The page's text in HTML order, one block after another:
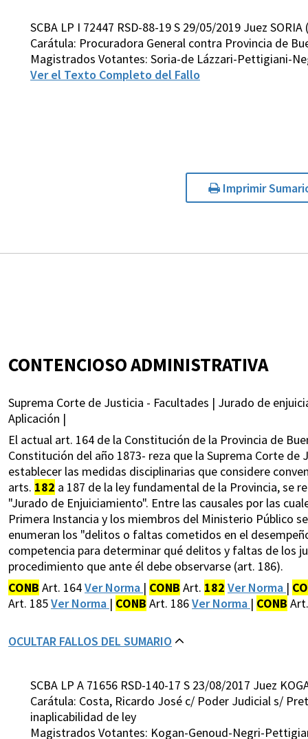
SCBA LP I 72447 RSD-88-19 S 29/05/2019 Juez SORIA
Carátula: Procuradora General contra Provincia de
Magistrados Votantes: Soria-de Lázzari-Pettigiani-
Ver el Texto Completo del Fallo
Imprimir
CONTENCIOSO ADMINISTRATIVA
Suprema Corte de Justicia - Facultades | Jurado de
Aplicación |
El actual art. 164 de la Constitución de la Provincia de
Constitución del año 1873- reza que la Suprema Corte
establecer las medidas disciplinarias que considere
arts. 182 a 187 de la ley fundamental de la Provincia, se
"Jurado de Enjuiciamiento". Entre las causales por las
Primera Instancia y los miembros del Ministerio Público
enumeran los "delitos o faltas cometidos en el
competencia para determinar qué delitos y faltas de los
procedimiento que ante él debe observarse (art. 186).
CONB Art. 164Ver Norma | CONB Art. 182 Ver Norma |
Art. 185Ver Norma | CONB Art. 186Ver Norma | CONB
OCULTAR FALLOS DEL SUMARIO
SCBA LP A 71656 RSD-140-17 S 23/08/2017 Juez
Carátula: Costa, Ricardo José c/ Poder Judicial s/
inaplicabilidad de ley
Magistrados Votantes: Kogan-Genoud-Negri-